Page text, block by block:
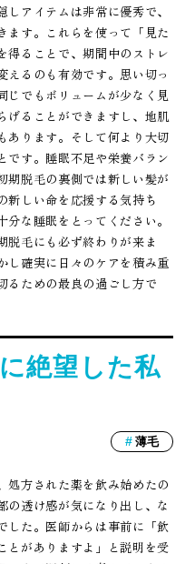
アイテムは非常に優秀で、
ます。これらを使って「見た
得ることで、期間中のストレ
えるのも有効です。思い切っ
じでもボリュームが少なく見
げることができますし、地肌
あります。そして何より大切
です。睡眠不足や栄養バラン
期脱毛の裏側では新しい髪が
新しい命を応援する気持ち
な睡眠をとってください。
脱毛にも必ず終わりが来ま
し確実に日々のケアを積み重
るための最良の過ごし方で
絶望した私
薄毛
処方された薬を飲み始めたの
の透け感が気になり出し、な
した。医師からは事前に「飲
とがありますよ」と説明を受